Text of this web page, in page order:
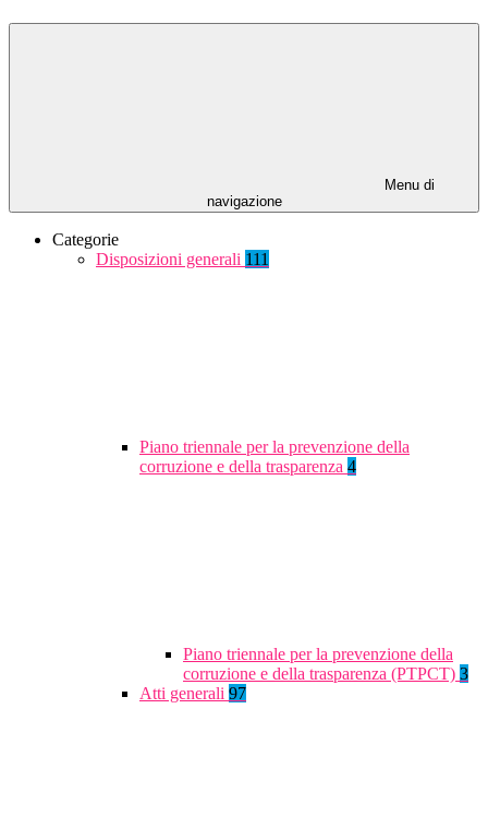
Menu di
navigazione
Categorie
Disposizioni generali 111
Piano triennale per la prevenzione della
corruzione e della trasparenza 4
Piano triennale per la prevenzione della
corruzione e della trasparenza (PTPCT) 3
Atti generali 97